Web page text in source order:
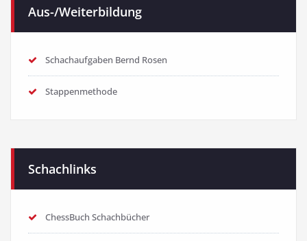
Aus-/Weiterbildung
Schachaufgaben Bernd Rosen
Stappenmethode
Schachlinks
ChessBuch Schachbücher